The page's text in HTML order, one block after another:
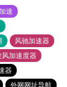
速
风驰加速器
风加速度器
器
外网网址导航